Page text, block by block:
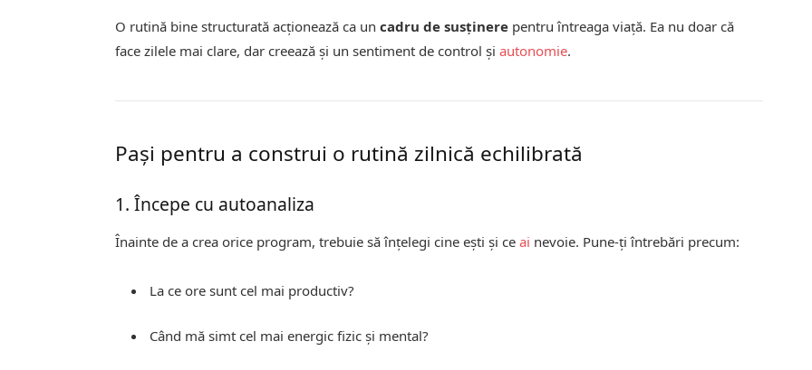
O rutină bine structurată acționează ca uncadru de susținere pentru întreaga viață. Ea nu doar că
face zilele mai clare, dar creează și un sentiment de control șiautonomie.
Pași pentru a construi o rutină zilnică echilibrată
1. Începe cu autoanaliza
Înainte de a crea orice program, trebuie să înțelegi cine ești și ceai nevoie. Pune-ți întrebări precum:
La ce ore sunt cel mai productiv?
Când mă simt cel mai energic fizic și mental?